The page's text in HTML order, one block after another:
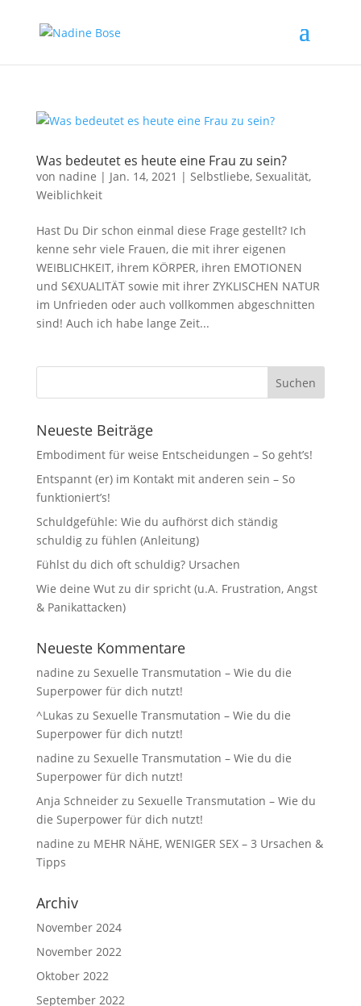
Was bedeutet es heute eine Frau zu sein?
von nadine | Jan. 14, 2021 | Selbstliebe, Sexualität,
Weiblichkeit
Hast Du Dir schon einmal diese Frage gestellt? Ich
kenne sehr viele Frauen, die mit ihrer eigenen
WEIBLICHKEIT, ihrem KÖRPER, ihren EMOTIONEN
und S€XUALITÄT sowie mit ihrer ZYKLISCHEN NATUR
im Unfrieden oder auch vollkommen abgeschnitten
sind! Auch ich habe lange Zeit...
Neueste Beiträge
Embodiment für weise Entscheidungen – So geht’s!
Entspannt (er) im Kontakt mit anderen sein – So
funktioniert’s!
Schuldgefühle: Wie du aufhörst dich ständig
schuldig zu fühlen (Anleitung)
Fühlst du dich oft schuldig? Ursachen
Wie deine Wut zu dir spricht (u.A. Frustration, Angst
& Panikattacken)
Neueste Kommentare
nadine zu Sexuelle Transmutation – Wie du die
Superpower für dich nutzt!
^Lukas zu Sexuelle Transmutation – Wie du die
Superpower für dich nutzt!
nadine zu Sexuelle Transmutation – Wie du die
Superpower für dich nutzt!
Anja Schneiderzu Sexuelle Transmutation – Wie du
die Superpower für dich nutzt!
nadine zu MEHR NÄHE, WENIGER SEX – 3 Ursachen &
Tipps
Archiv
November 2024
November 2022
Oktober 2022
September 2022